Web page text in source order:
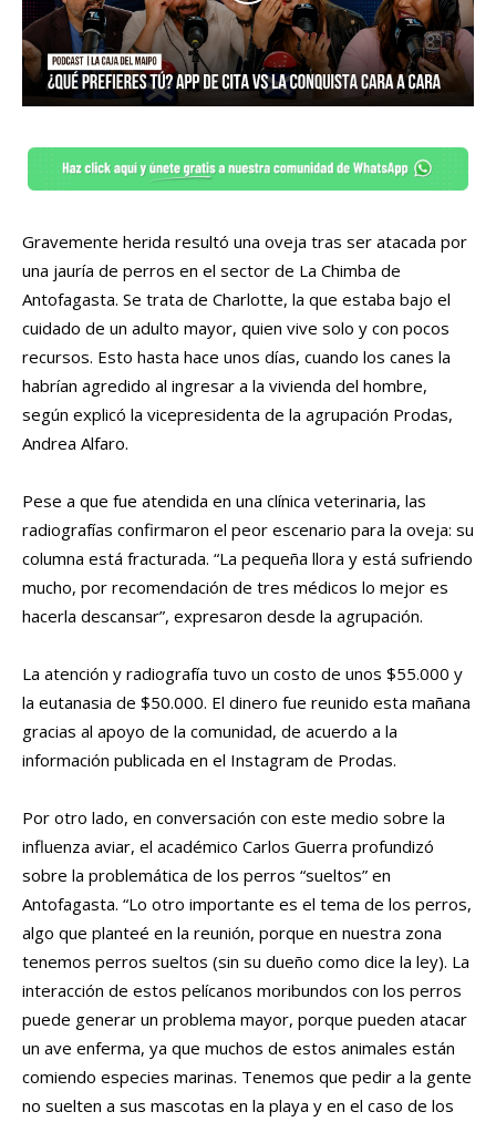
Gravemente herida resultó una oveja tras ser atacada por
una jauría de perros en el sector de La Chimba de
Antofagasta. Se trata de Charlotte, la que estaba bajo el
cuidado de un adulto mayor, quien vive solo y con pocos
recursos. Esto hasta hace unos días, cuando los canes la
habrían agredido al ingresar a la vivienda del hombre,
según explicó la vicepresidenta de la agrupación Prodas,
Andrea Alfaro.
Pese a que fue atendida en una clínica veterinaria, las
radiografías confirmaron el peor escenario para la oveja: su
columna está fracturada. “La pequeña llora y está sufriendo
mucho, por recomendación de tres médicos lo mejor es
hacerla descansar”, expresaron desde la agrupación.
La atención y radiografía tuvo un costo de unos $55.000 y
la eutanasia de $50.000. El dinero fue reunido esta mañana
gracias al apoyo de la comunidad, de acuerdo a la
información publicada en el Instagram de Prodas.
Por otro lado, en conversación con este medio sobre la
influenza aviar, el académico Carlos Guerra profundizó
sobre la problemática de los perros “sueltos” en
Antofagasta. “Lo otro importante es el tema de los perros,
algo que planteé en la reunión, porque en nuestra zona
tenemos perros sueltos (sin su dueño como dice la ley). La
interacción de estos pelícanos moribundos con los perros
puede generar un problema mayor, porque pueden atacar
un ave enferma, ya que muchos de estos animales están
comiendo especies marinas. Tenemos que pedir a la gente
no suelten a sus mascotas en la playa y en el caso de los